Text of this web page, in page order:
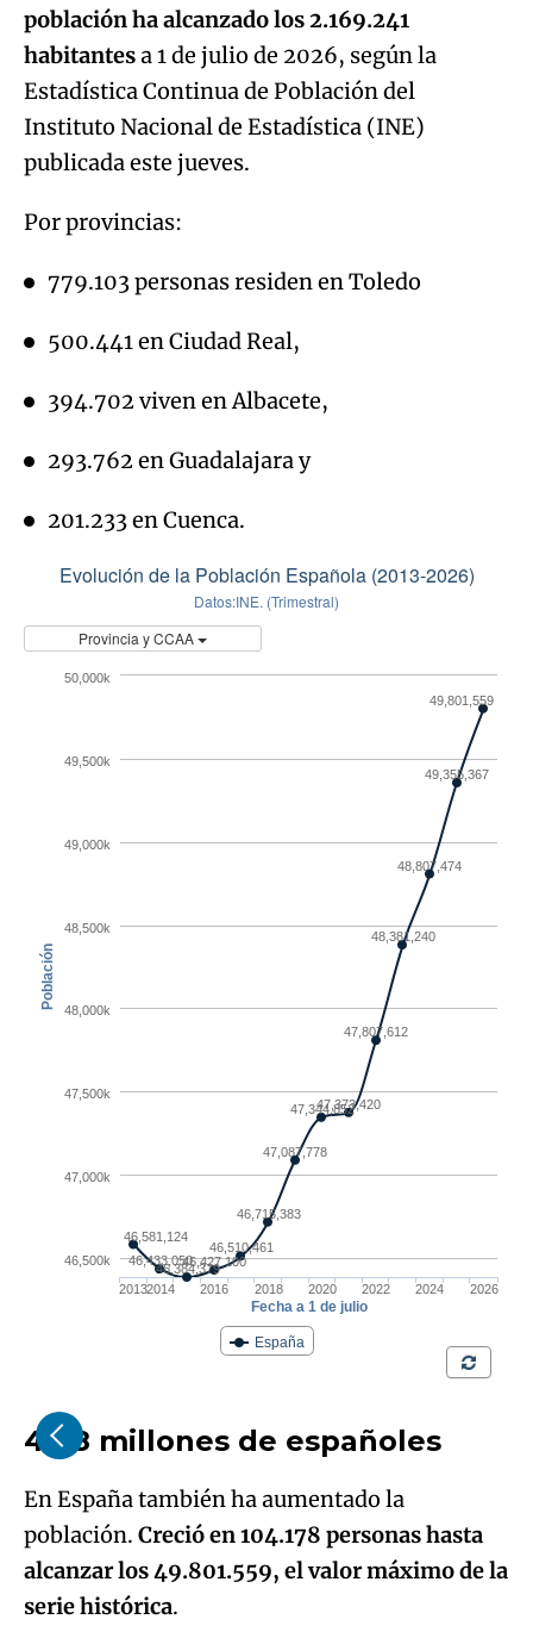
población ha alcanzado los 2.169.241
habitantesa 1 de julio de 2026, según la
Estadística Continua de Población del
Instituto Nacional de Estadística (INE)
publicada este jueves.
Por provincias:
779.103 personas residen en Toledo
500.441 en Ciudad Real,
394.702 viven en Albacete,
293.762 en Guadalajara y
201.233 en Cuenca.
49,8 millones de españoles
En España también ha aumentado la
población. Creció en 104.178 personas hasta
alcanzar los 49.801.559, el valor máximo de la
serie histórica.